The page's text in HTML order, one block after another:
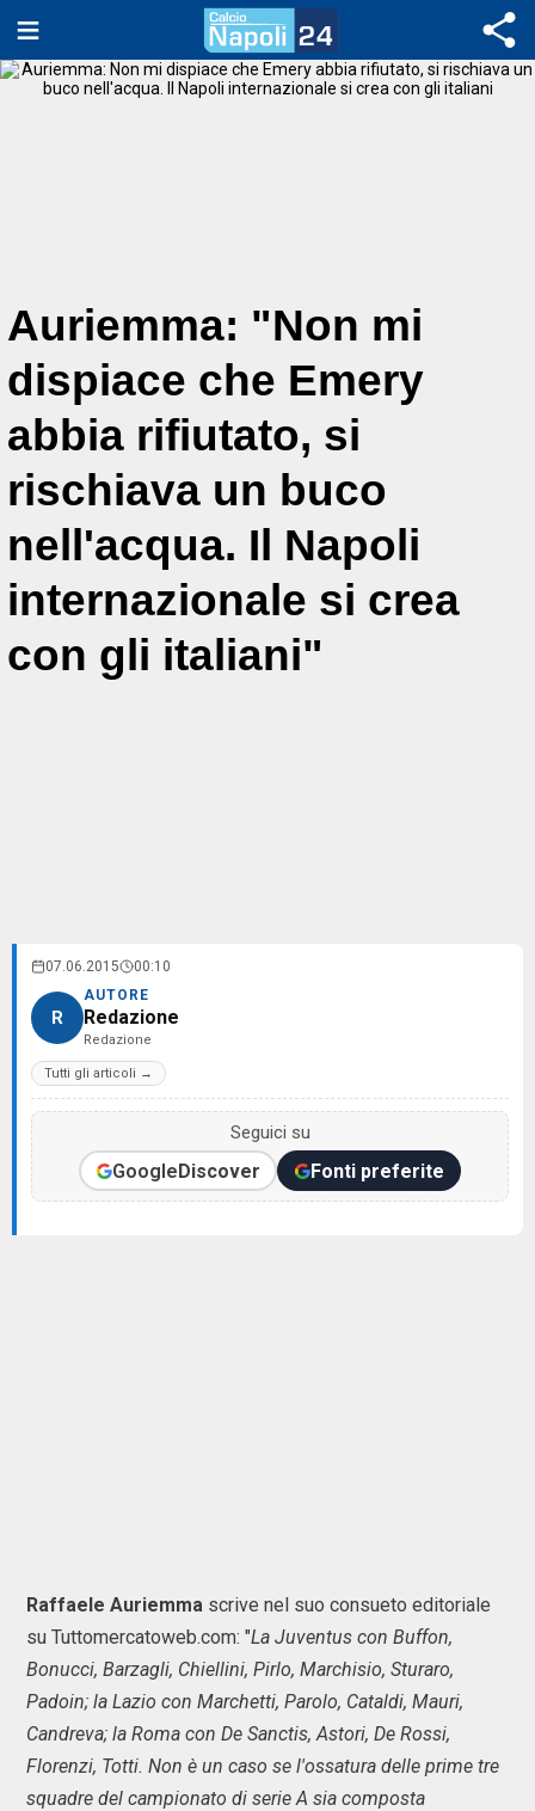
Auriemma: "Non mi
dispiace che Emery
abbia rifiutato, si
rischiava un buco
nell'acqua. Il Napoli
internazionale si crea
con gli italiani"
07.06.2015 00:10
R
AUTORE
Redazione
Redazione
Tutti gli articoli →
Seguici su
GoogleDiscover Fonti preferite
Raffaele Auriemma scrive nel suo consueto editoriale
su Tuttomercatoweb.com: "La Juventus con Buffon,
Bonucci, Barzagli, Chiellini, Pirlo, Marchisio, Sturaro,
Padoin; la Lazio con Marchetti, Parolo, Cataldi, Mauri,
Candreva; la Roma con De Sanctis, Astori, De Rossi,
Florenzi, Totti. Non è un caso se l'ossatura delle prime tre
squadre del campionato di serie A sia composta